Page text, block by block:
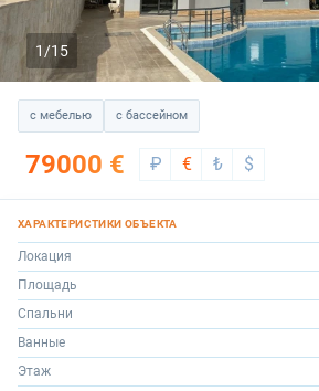
1/15
с мебелью с бассейном
79000 € ₽ € ₺ $
Локация
Площадь
Спальни
Ванные
Этаж